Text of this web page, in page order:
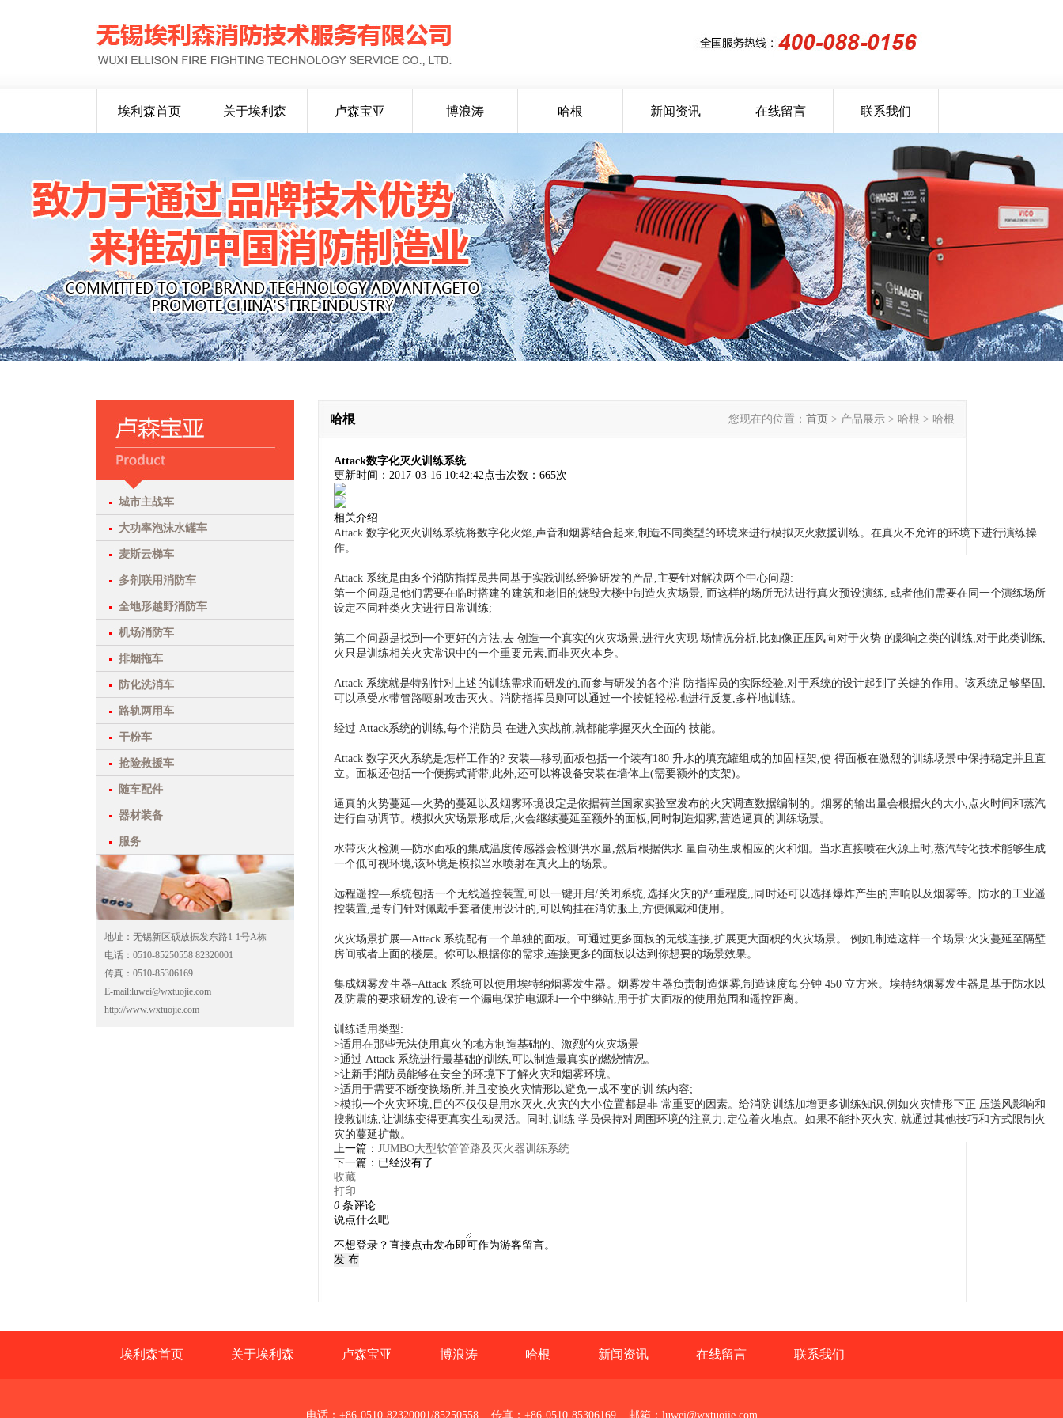
埃利森首页 关于埃利森 卢森宝亚 博浪涛 哈根 新闻资讯 在线留言 联系我们
城市主战车
大功率泡沫水罐车
麦斯云梯车
多剂联用消防车
全地形越野消防车
机场消防车
排烟拖车
防化洗消车
路轨两用车
干粉车
抢险救援车
随车配件
器材装备
服务
地址：无锡新区硕放振发东路1-1号A栋
电话：0510-85250558 82320001
传真：0510-85306169
E-mail:luwei@wxtuojie.com
http://www.wxtuojie.com
哈根 您现在的位置： 首页 > 产品展示 > 哈根 > 哈根
Attack数字化灭火训练系统
更新时间： 2017-03-16 10:42:42点击次数： 665次
相关介绍
Attack 数字化灭火训练系统将数字化火焰,声音和烟雾结合起来,制造不同类型的环境来进行模拟灭火救援训练。在真火不允许的环境下进行演练操
作。
Attack 系统是由多个消防指挥员共同基于实践训练经验研发的产品,主要针对解决两个中心问题:
第一个问题是他们需要在临时搭建的建筑和老旧的烧毁大楼中制造火灾场景, 而这样的场所无法进行真火预设演练, 或者他们需要在同一个演练场所
设定不同种类火灾进行日常训练;
第二个问题是找到一个更好的方法,去 创造一个真实的火灾场景,进行火灾现 场情况分析,比如像正压风向对于火势 的影响之类的训练,对于此类训练,
火只是训练相关火灾常识中的一个重要元素,而非灭火本身。
Attack 系统就是特别针对上述的训练需求而研发的,而参与研发的各个消 防指挥员的实际经验,对于系统的设计起到了关键的作用。该系统足够坚固,
可以承受水带管路喷射攻击灭火。消防指挥员则可以通过一个按钮轻松地进行反复,多样地训练。
经过 Attack系统的训练,每个消防员 在进入实战前,就都能掌握灭火全面的 技能。
Attack 数字灭火系统是怎样工作的? 安装—移动面板包括一个装有180 升水的填充罐组成的加固框架,使 得面板在激烈的训练场景中保持稳定并且直
立。面板还包括一个便携式背带,此外,还可以将设备安装在墙体上(需要额外的支架)。
逼真的火势蔓延—火势的蔓延以及烟雾环境设定是依据荷兰国家实验室发布的火灾调查数据编制的。烟雾的输出量会根据火的大小,点火时间和蒸汽
进行自动调节。模拟火灾场景形成后,火会继续蔓延至额外的面板,同时制造烟雾,营造逼真的训练场景。
水带灭火检测—防水面板的集成温度传感器会检测供水量,然后根据供水 量自动生成相应的火和烟。当水直接喷在火源上时,蒸汽转化技术能够生成
一个低可视环境,该环境是模拟当水喷射在真火上的场景。
远程遥控—系统包括一个无线遥控装置,可以一键开启/关闭系统,选择火灾的严重程度,,同时还可以选择爆炸产生的声响以及烟雾等。防水的工业遥
控装置,是专门针对佩戴手套者使用设计的,可以钩挂在消防服上,方便佩戴和使用。
火灾场景扩展—Attack 系统配有一个单独的面板。可通过更多面板的无线连接,扩展更大面积的火灾场景。 例如,制造这样一个场景:火灾蔓延至隔壁
房间或者上面的楼层。你可以根据你的需求,连接更多的面板以达到你想要的场景效果。
集成烟雾发生器–Attack 系统可以使用埃特纳烟雾发生器。烟雾发生器负责制造烟雾,制造速度每分钟 450 立方米。埃特纳烟雾发生器是基于防水以
及防震的要求研发的,设有一个漏电保护电源和一个中继站,用于扩大面板的使用范围和遥控距离。
训练适用类型:
>适用在那些无法使用真火的地方制造基础的、激烈的火灾场景
>通过 Attack 系统进行最基础的训练,可以制造最真实的燃烧情况。
>让新手消防员能够在安全的环境下了解火灾和烟雾环境。
>适用于需要不断变换场所,并且变换火灾情形以避免一成不变的训 练内容;
>模拟一个火灾环境,目的不仅仅是用水灭火,火灾的大小位置都是非 常重要的因素。给消防训练加增更多训练知识,例如火灾情形下正 压送风影响和
搜救训练,让训练变得更真实生动灵活。同时,训练 学员保持对周围环境的注意力,定位着火地点。如果不能扑灭火灾, 就通过其他技巧和方式限制火
灾的蔓延扩散。
上一篇： JUMBO大型软管管路及灭火器训练系统
下一篇：已经没有了
收藏
打印
0 条评论
不想登录？直接点击发布即可作为游客留言。
发 布
埃利森首页 关于埃利森 卢森宝亚 博浪涛 哈根 新闻资讯 在线留言 联系我们
电话：+86-0510-82320001/85250558 传真：+86-0510-85306169 邮箱：luwei@wxtuojie.com